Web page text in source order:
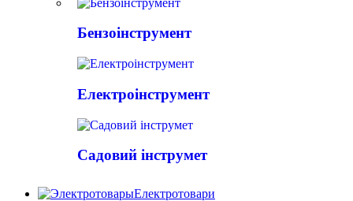
Бензоінструмент
Електроінструмент
Садовий інструмет
Електротовари